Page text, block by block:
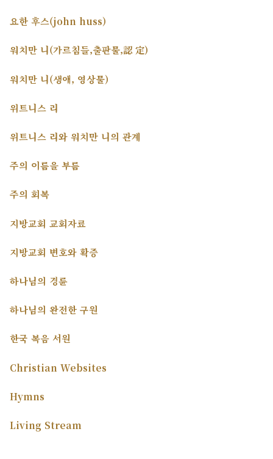
요한 후스(john huss)
워치만 니(가르침들,출판물,認 定)
워치만 니(생애, 영상물)
위트니스 리
위트니스 리와 워치만 니의 관계
주의 이름을 부름
주의 회복
지방교회 교회자료
지방교회 변호와 확증
하나님의 경륜
하나님의 완전한 구원
한국 복음 서원
Christian Websites
Hymns
Living Stream